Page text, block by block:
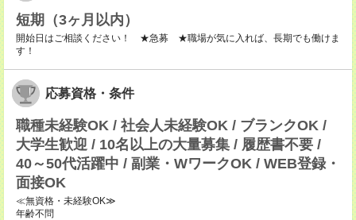
短期（3ヶ月以内）
開始日はご相談ください！ ★急募 ★職場が気に入れば、長期でも働けま
す！
応募資格・条件
職種未経験OK / 社会人未経験OK / ブランクOK /
大学生歓迎 / 10名以上の大量募集 / 履歴書不要 /
40～50代活躍中 / 副業・WワークOK / WEB登録・
面接OK
≪無資格・未経験OK≫
年齢不問